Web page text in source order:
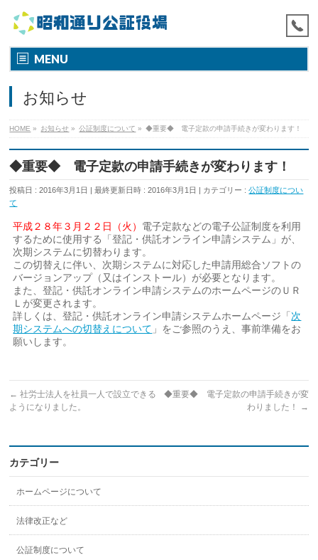
MENU
お知らせ
HOME » お知らせ » 公証制度について » ◆重要◆ 電子定款の申請手続きが変わります！
◆重要◆ 電子定款の申請手続きが変わります！
投稿日 : 2016年3月1日 最終更新日時 : 2016年3月1日 カテゴリー :公証制度につい
て
平成２８年３月２２日（火） 電子定款などの電子公証制度を利用
するために使用する「登記・供託オンライン申請システム」が、
次期システムに切替わります。
この切替えに伴い、次期システムに対応した申請用総合ソフトの
バージョンアップ（又はインストール）が必要となります。
また、登記・供託オンライン申請システムのホームページのＵＲ
Ｌが変更されます。
詳しくは、登記・供託オンライン申請システムホームページ「 次
期システムへの切替えについて 」をご参照のうえ、事前準備をお
願いします。
← 社労士法人を社員一人で設立できる
ようになりました。
◆重要◆ 電子定款の申請手続きが変
わりました！
→
カテゴリー
ホームページについて
法律改正など
公証制度について